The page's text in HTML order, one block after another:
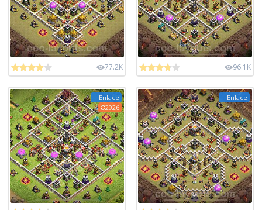
77.2K 96.1K
+ Enlace
2026
+ Enlace